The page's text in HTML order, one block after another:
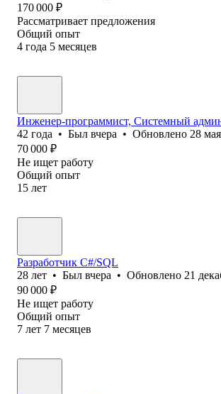
170 000 ₽
Рассматривает предложения
Общий опыт
4 года 5 месяцев
Инженер-программист, Системный
42 года • Был вчера • Обновлено 28 мая
70 000 ₽
Не ищет работу
Общий опыт
15 лет
Разработчик C#/SQL
28 лет • Был вчера • Обновлено 21
90 000 ₽
Не ищет работу
Общий опыт
7 лет 7 месяцев